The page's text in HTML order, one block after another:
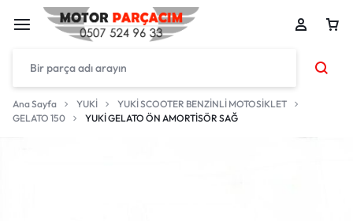
Ana Sayfa YUKİ
YUKİ SCOOTER BENZİNLİ MOTOSİKLET
GELATO 150
YUKİ GELATO ÖN AMORTİSÖR SAĞ